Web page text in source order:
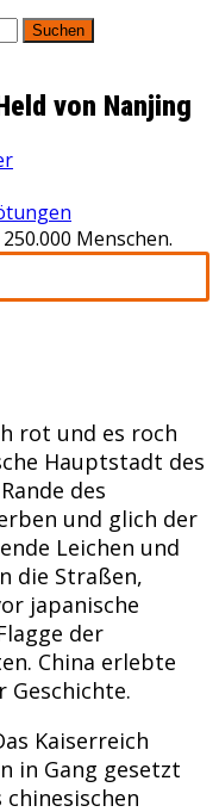
von Nanjing
Menschen.
rot und es roch
Hauptstadt des
des
und glich der
Leichen und
die Straßen,
japanische
der
China erlebte
Geschichte.
Kaiserreich
in Gang gesetzt